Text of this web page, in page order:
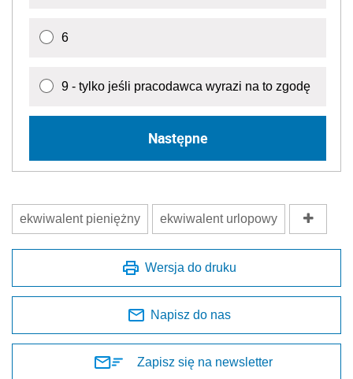
6
9 - tylko jeśli pracodawca wyrazi na to zgodę
Następne
ekwiwalent pieniężny ekwiwalent urlopowy
Wersja do druku
Napisz do nas
Zapisz się na newsletter